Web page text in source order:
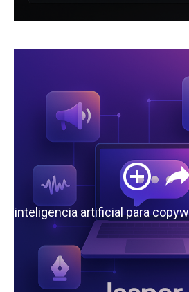
la inteligencia artificial para